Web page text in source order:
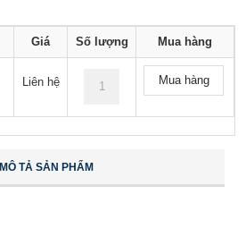
Giá Số lượng Mua hàng
Liên hệ Mua hàng
MÔ TẢ SẢN PHẨM